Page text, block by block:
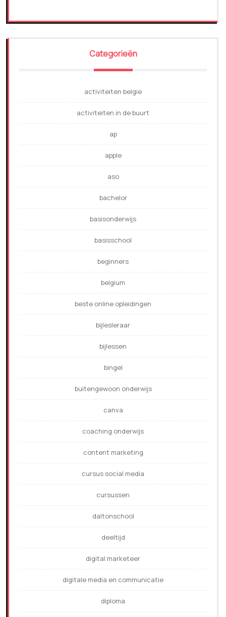
Categorieën
activiteiten belgie
activiteiten in de buurt
ap
apple
aso
bachelor
basisonderwijs
basisschool
beginners
belgium
beste online opleidingen
bijlesleraar
bijlessen
bingel
buitengewoon onderwijs
canva
coaching onderwijs
content marketing
cursus social media
cursussen
daltonschool
deeltijd
digital marketeer
digitale media en communicatie
diploma